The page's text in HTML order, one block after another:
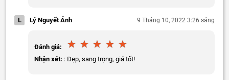
L Lý Nguyết Ánh 9 Tháng 10, 2022 3:26 sáng
Đánh giá:
Nhận xét: : Đẹp, sang trọng, giá tốt!